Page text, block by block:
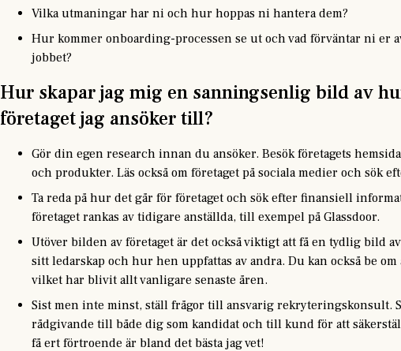
Vilka utmaningar har ni och hur hoppas ni hantera dem?
Hur kommer onboarding-processen se ut och vad förväntar ni er
jobbet?
Hur skapar jag mig en sanningsenlig bild av
företaget jag ansöker till?
Gör din egen research innan du ansöker. Besök företagets
och produkter. Läs också om företaget på sociala medier och sök
Ta reda på hur det går för företaget och sök efter finansiell
företaget rankas av tidigare anställda, till exempel på Glassdoor.
Utöver bilden av företaget är det också viktigt att få en tydlig bild
sitt ledarskap och hur hen uppfattas av andra. Du kan också be
vilket har blivit allt vanligare senaste åren.
Sist men inte minst, ställ frågor till ansvarig rekryteringskonsult.
rådgivande till både dig som kandidat och till kund för att
få ert förtroende är bland det bästa jag vet!